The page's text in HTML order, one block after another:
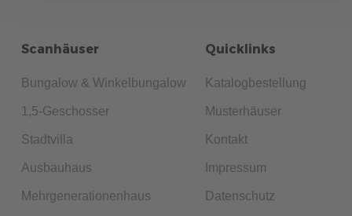
Scanhäuser
Bungalow & Winkelbungalow
1,5-Geschosser
Stadtvilla
Ausbauhaus
Mehrgenerationenhaus
Quicklinks
Katalogbestellung
Musterhäuser
Kontakt
Impressum
Datenschutz